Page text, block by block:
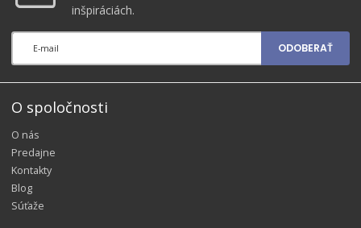
inšpiráciách.
ODOBERAŤ
O spoločnosti
O nás
Predajne
Kontakty
Blog
Súťaže